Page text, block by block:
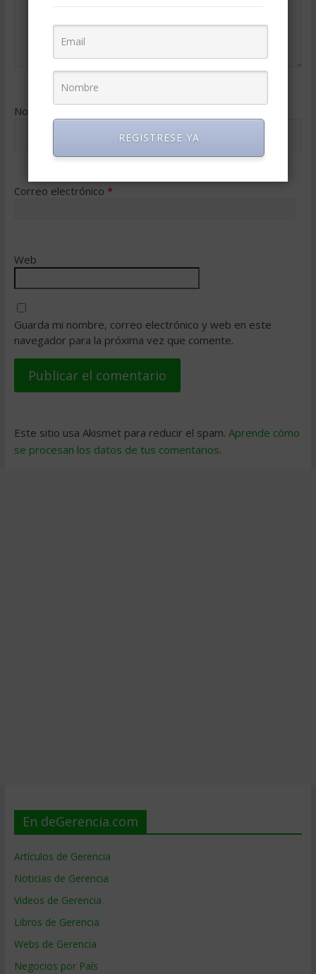
Nombre
Correo electrónico *
Web
Guarda mi nombre, correo electrónico y web en este
navegador para la próxima vez que comente.
Este sitio usa Akismet para reducir el spam. Aprende cómo
se procesan los datos de tus comentarios.
En deGerencia.com
Artículos de Gerencia
Noticias de Gerencia
Videos de Gerencia
Libros de Gerencia
Webs de Gerencia
Negocios por País
REGISTRESE YA